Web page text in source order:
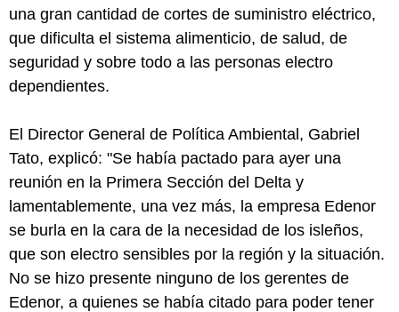
una gran cantidad de cortes de suministro eléctrico,
que dificulta el sistema alimenticio, de salud, de
seguridad y sobre todo a las personas electro
dependientes.
El Director General de Política Ambiental, Gabriel
Tato, explicó: "Se había pactado para ayer una
reunión en la Primera Sección del Delta y
lamentablemente, una vez más, la empresa Edenor
se burla en la cara de la necesidad de los isleños,
que son electro sensibles por la región y la situación.
No se hizo presente ninguno de los gerentes de
Edenor, a quienes se había citado para poder tener